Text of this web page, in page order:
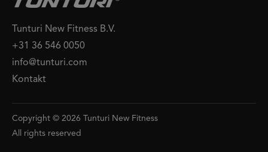
Tunturi New Fitness B.V.
+31 36 546 0050
info@tunturi.com
Kontakt
Copyright © 2026 Tunturi New Fitness
All rights reserved